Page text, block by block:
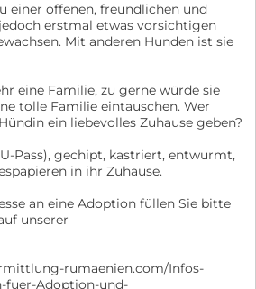
einer offenen, freundlichen und
erstmal etwas vorsichtigen
Mit anderen Hunden ist sie
eine Familie, zu gerne würde sie
tolle Familie eintauschen. Wer
ein liebevolles Zuhause geben?
Pass), gechipt, kastriert, entwurmt,
in ihr Zuhause.
an eine Adoption füllen Sie bitte
unserer
rumaenien.com/Infos-
fuer-Adoption-und-